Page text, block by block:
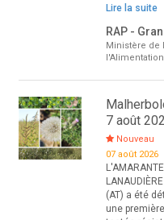
Lire la suite
RAP -
Ministère de
l'Alimentation
7 août
Nouveau
07 août 2026
(AT) a été
une